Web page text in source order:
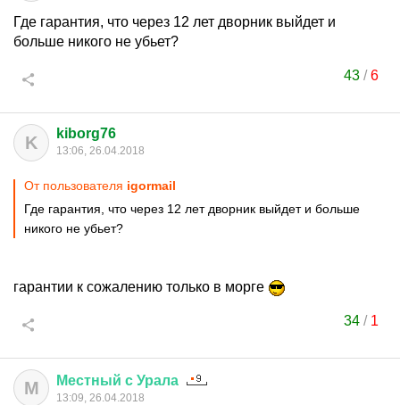
Где гарантия, что через 12 лет дворник выйдет и
больше никого не убьет?
43 /6
K kiborg76
13:06, 26.04.2018
От пользователя igormail
Где гарантия, что через 12 лет дворник выйдет и больше
никого не убьет?
гарантии к сожалению только в морге
34 / 1
М Местный с Урала
13:09, 26.04.2018